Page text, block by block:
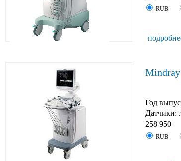
RUB
Год
Датчики:
258 950
RUB